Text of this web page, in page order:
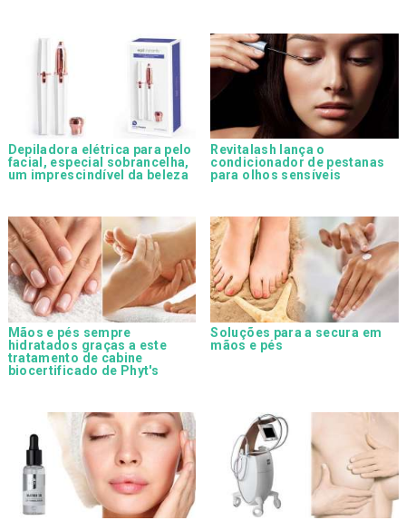
Depiladora elétrica para pelo
facial, especial sobrancelha,
um imprescindível da beleza
Revitalash lança o
condicionador de pestanas
para olhos sensíveis
Mãos e pés sempre
hidratados graças a este
tratamento de cabine
biocertificado de Phyt's
Soluções para a secura em
mãos e pés